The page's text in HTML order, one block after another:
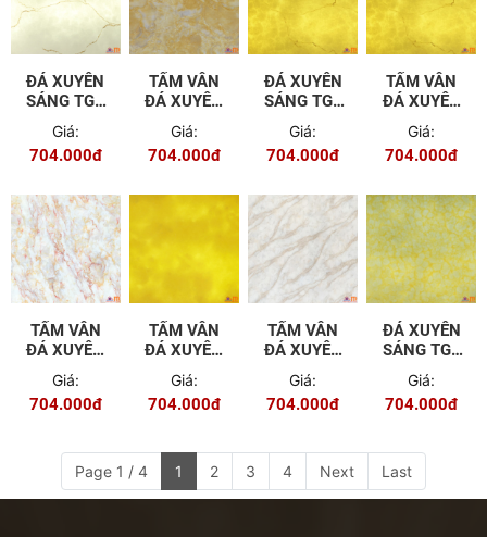
ĐÁ XUYÊN
SÁNG TGT
- A801
Giá:
704.000đ
TẤM VÂN
ĐÁ XUYÊN
SÁNG TGT
- 601
Giá:
704.000đ
ĐÁ XUYÊN
SÁNG TGT
- A802
Giá:
704.000đ
TẤM VÂN
ĐÁ XUYÊN
SÁNG TGT
- A802
Giá:
704.000đ
TẤM VÂN
ĐÁ XUYÊN
SÁNG TGT
- 602
Giá:
704.000đ
TẤM VÂN
ĐÁ XUYÊN
SÁNG TGT
- A803
Giá:
704.000đ
TẤM VÂN
ĐÁ XUYÊN
SÁNG TGT
- 603
Giá:
704.000đ
ĐÁ XUYÊN
SÁNG TGT
- A804
Giá:
704.000đ
Page 1 / 4 1 2 3 4 Next Last